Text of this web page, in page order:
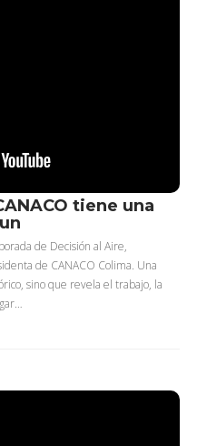
tiene una
de Decisión al Aire,
de CANACO Colima. Una
sino que revela el trabajo, la